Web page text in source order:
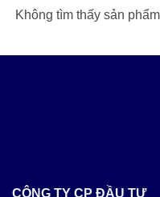
Không tìm thấy sản
CÔNG TY CP ĐẦU TƯ